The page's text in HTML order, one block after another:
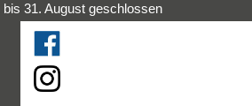
31. August geschlossen